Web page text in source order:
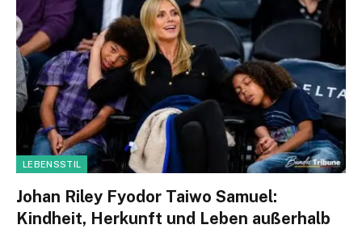
LEBENSSTIL
Johan Riley Fyodor Taiwo Samuel:
Kindheit, Herkunft und Leben außerhalb